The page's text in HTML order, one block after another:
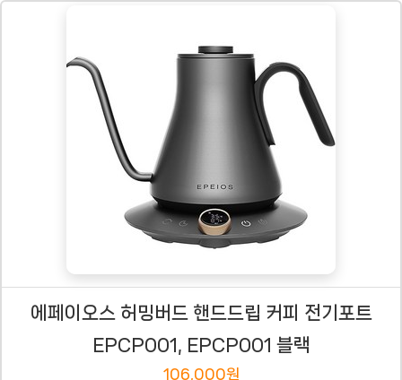
에페이오스 허밍버드 핸드드립 커피 전기포트
EPCP001, EPCP001 블랙
106,000원